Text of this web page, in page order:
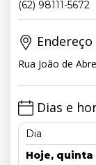
(62) 98111-5672
Endereço
Rua João de
Dias e
Dia
Hoje, quinta